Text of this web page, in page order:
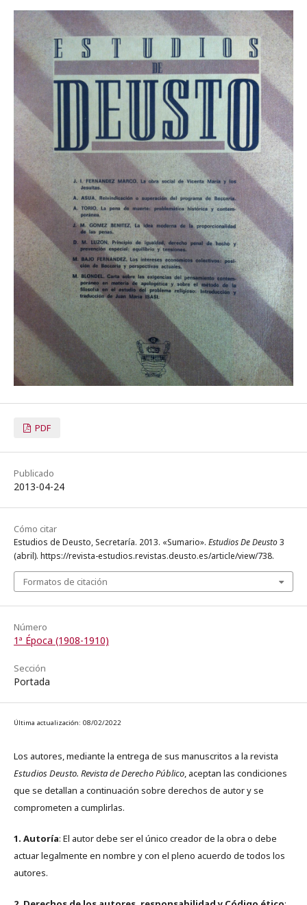
PDF
Publicado
2013-04-24
Cómo citar
Estudios de Deusto, Secretaría. 2013. «Sumario». Estudios De Deusto3
(abril). https://revista-estudios.revistas.deusto.es/article/view/738.
Formatos de citación
Número
1ª Época (1908-1910)
Sección
Portada
Última actualización: 08/02/2022
Los autores, mediante la entrega de sus manuscritos a la revista
Estudios Deusto. Revista de Derecho Público, aceptan las condiciones
que se detallan a continuación sobre derechos de autor y se
comprometen a cumplirlas.
1. Autoría: El autor debe ser el único creador de la obra o debe
actuar legalmente en nombre y con el pleno acuerdo de todos los
autores.